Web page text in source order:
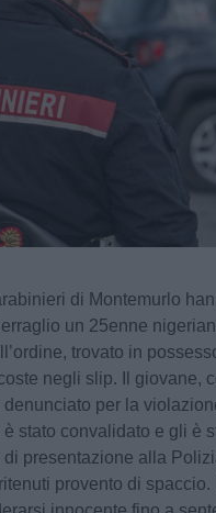
di Montemurlo
un 25enne
trovato in
negli slip. Il giovane,
per la
è stato convalidato e gli è
presentazione alla
provento di spaccio.